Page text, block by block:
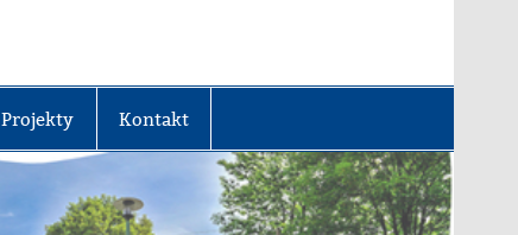
Projekty Kontakt